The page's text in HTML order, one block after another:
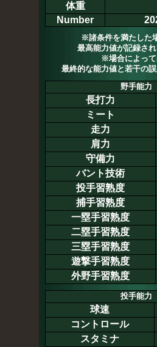
体重
Number
※諸条件を満たした
最高能力値が記録され
※場合によって
最終的な能力値と若干の誤
野手能力
長打力
ミート
走力
肩力
守備力
バント技術
投手習熟度
捕手習熟度
一塁手習熟度
二塁手習熟度
三塁手習熟度
遊撃手習熟度
外野手習熟度
投手能力
球速
コントロール
スタミナ